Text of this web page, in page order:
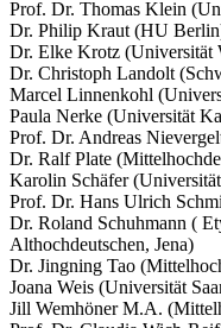
Prof. Dr. Thomas Klein
Dr. Philip Kraut (HU
Dr. Elke Krotz (Universität
Dr. Christoph Landolt
Marcel Linnenkohl
Paula Nerke (Universität
Prof. Dr. Andreas
Dr. Ralf Plate
Karolin Schäfer
Prof. Dr. Hans Ulrich
Dr. Roland Schuhmann (
Althochdeutschen, Jena)
Dr. Jingning Tao
Joana Weis (Universität
Jill Wemhöner M.A.